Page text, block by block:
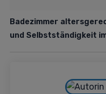
Badezimmer
und Selbstständigkeit